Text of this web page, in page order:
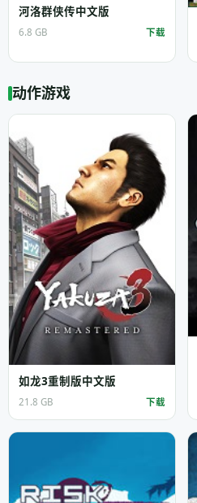
河洛群侠传中文版
6.8 GB 下载
动作游戏
如龙3重制版中文版
21.8 GB 下载